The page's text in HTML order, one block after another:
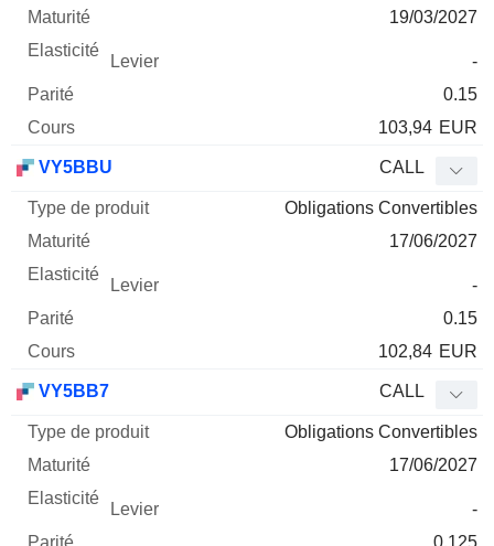
19/03/2027
-
0.15
103,94 EUR
VY5BBU CALL
Obligations Convertibles
17/06/2027
-
0.15
102,84 EUR
VY5BB7 CALL
Obligations Convertibles
17/06/2027
-